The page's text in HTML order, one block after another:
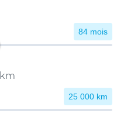
84 mois
km
25 000 km